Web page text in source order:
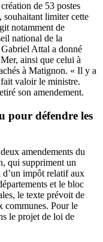
de 53 postes
, souhaitant limiter cette
notamment de
national de la
Attal a donné
ainsi que celui à
à Matignon. « Il y a
valoir le ministre.
son amendement.
pour défendre les
amendements du
qui suppriment un
impôt relatif aux
et le bloc
le texte prévoit de
communes. Pour le
le projet de loi de